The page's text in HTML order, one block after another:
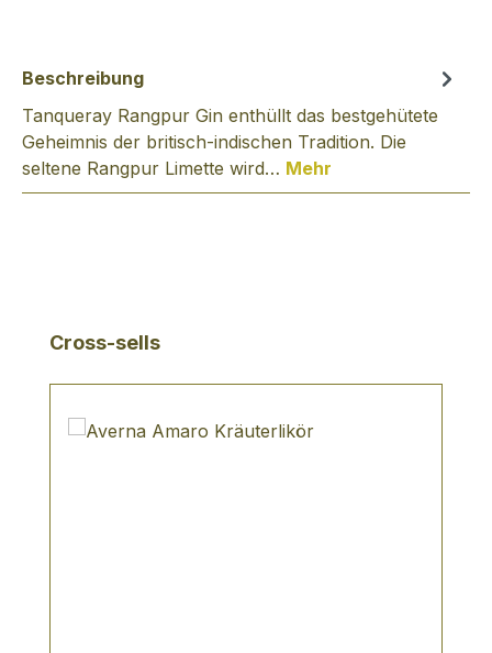
Beschreibung
Tanqueray Rangpur Gin enthüllt das bestgehütete
Geheimnis der britisch-indischen Tradition. Die
seltene Rangpur Limette wird… Mehr
Produktgalerie überspringen
Cross-sells